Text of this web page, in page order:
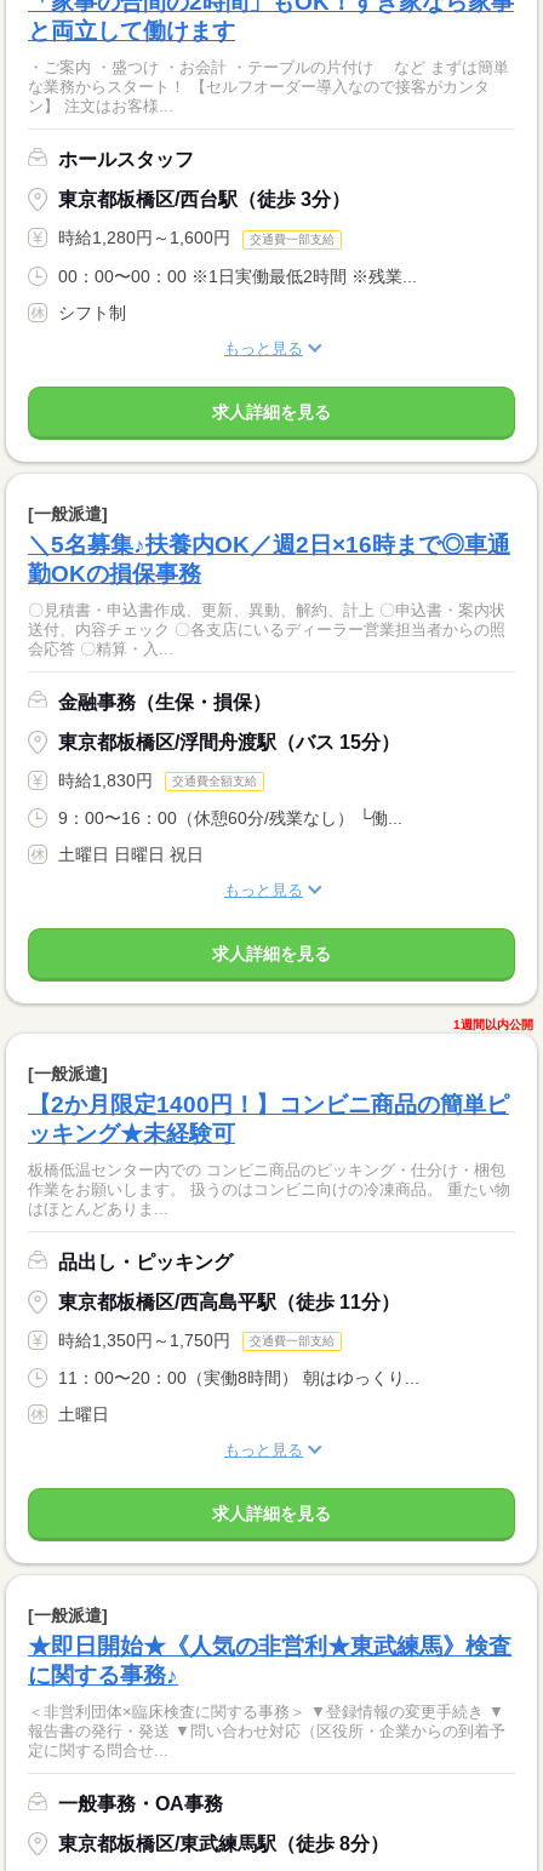
と両立して働けます
・ご案内 ・盛つけ ・お会計 ・テーブルの片付け など まずは簡単
な業務からスタート！ 【セルフオーダー導入なので接客がカンタ
ン】 注文はお客様...
ホールスタッフ
東京都板橋区/西台駅（徒歩 3分）
時給1,280円～1,600円 交通費一部支給
00：00〜00：00 ※1日実働最低2時間 ※残業...
シフト制
もっと見る
求人詳細を見る
[一般派遣]
＼5名募集♪扶養内OK／週2日×16時まで◎車通
勤OKの損保事務
〇見積書・申込書作成、更新、異動、解約、計上 〇申込書・案内状
送付、内容チェック 〇各支店にいるディーラー営業担当者からの照
会応答 〇精算・入...
金融事務（生保・損保）
東京都板橋区/浮間舟渡駅（バス 15分）
時給1,830円 交通費全額支給
9：00〜16：00（休憩60分/残業なし） └働...
土曜日 日曜日 祝日
もっと見る
求人詳細を見る
1週間以内公開
[一般派遣]
【2か月限定1400円！】コンビニ商品の簡単ピ
ッキング★未経験可
板橋低温センター内での コンビニ商品のピッキング・仕分け・梱包
作業をお願いします。 扱うのはコンビニ向けの冷凍商品。 重たい物
はほとんどありま...
品出し・ピッキング
東京都板橋区/西高島平駅（徒歩 11分）
時給1,350円～1,750円 交通費一部支給
11：00〜20：00（実働8時間） 朝はゆっくり...
土曜日
もっと見る
求人詳細を見る
[一般派遣]
★即日開始★《人気の非営利★東武練馬》検査
に関する事務♪
＜非営利団体×臨床検査に関する事務＞ ▼登録情報の変更手続き ▼
報告書の発行・発送 ▼問い合わせ対応（区役所・企業からの到着予
定に関する問合せ...
一般事務・OA事務
東京都板橋区/東武練馬駅（徒歩 8分）